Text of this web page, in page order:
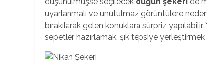
uyarlanmalı ve unutulmaz görüntülere
bırakılarak gelen konuklara sürpriz
sepetler hazırlamak, şık tepsiye